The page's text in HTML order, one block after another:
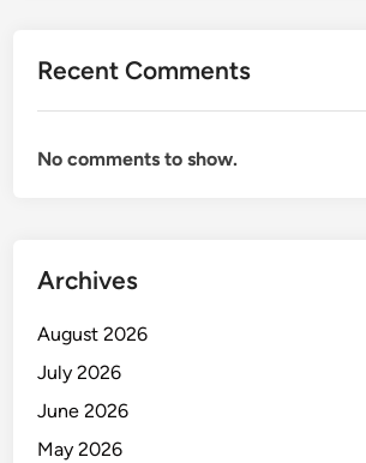
Recent Comments
No comments to show.
Archives
August 2026
July 2026
June 2026
May 2026